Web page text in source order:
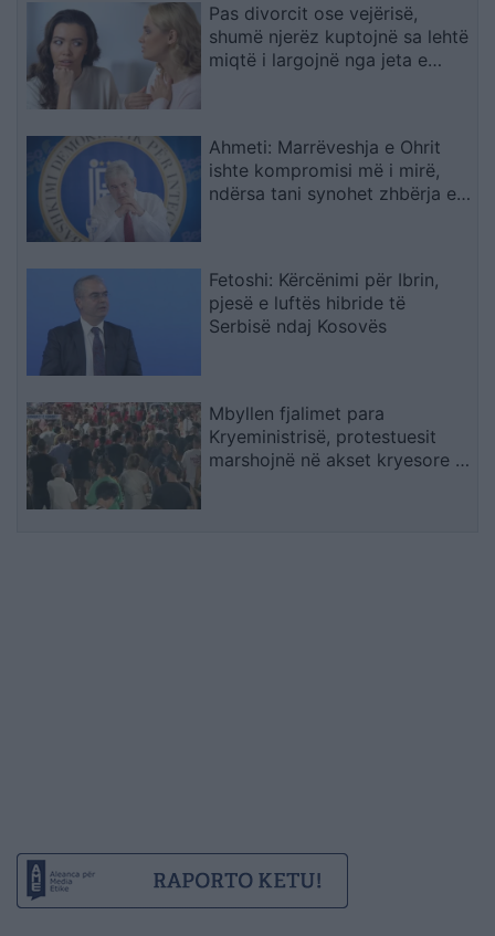
Pas divorcit ose vejërisë,
shumë njerëz kuptojnë sa lehtë
miqtë i largojnë nga jeta e
Ahmeti: Marrëveshja e Ohrit
ishte kompromisi më i mirë,
ndërsa tani synohet zhbërja e
Fetoshi: Kërcënimi për Ibrin,
pjesë e luftës hibride të
Serbisë ndaj Kosovës
Mbyllen fjalimet para
Kryeministrisë, protestuesit
marshojnë në akset kryesore të